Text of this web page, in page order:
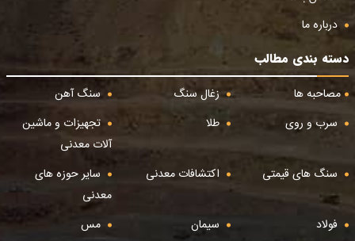
درباره ما
دسته بندی مطالب
مصاحبه ها
زغال سنگ
سنگ آهن
سرب و روی
طلا
تجهیزات و ماشین
آلات معدنی
سنگ های قیمتی
اکتشافات معدنی
سایر حوزه های
معدنی
فولاد
سیمان مس